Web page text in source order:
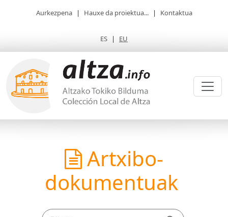
Aurkezpena | Hauxe da proiektua... | Kontaktua
ES | EU
Artxibo-
dokumentuak